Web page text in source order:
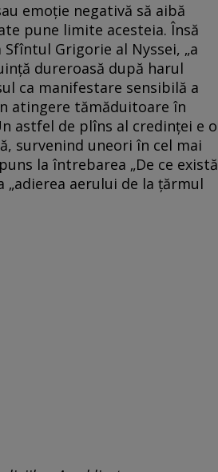
emoție negativă să aibă
pune limite acesteia. Însă
Grigorie al Nyssei, „a
dureroasă după harul
ca manifestare sensibilă a
atingere tămăduitoare în
astfel de plîns al credinței e o
survenind uneori în cel mai
la întrebarea „De ce există
„adierea aerului de la țărmul